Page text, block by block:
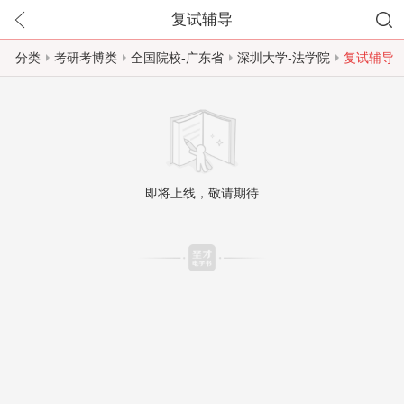
复试辅导
分类 考研考博类 全国院校-广东省 深圳大学-法学院 复试辅导
即将上线，敬请期待